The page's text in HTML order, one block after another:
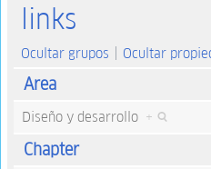
links
Ocultar grupos Ocultar
Area
Diseño y desarrollo +
Chapter